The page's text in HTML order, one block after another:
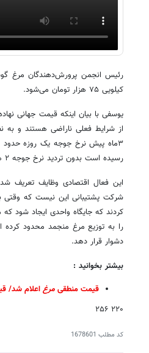
رئیس انجمن پرورش‌دهندگان مرغ
کیلویی ۷۵ هزار تومان می‌شود.
یوسفی با بیان اینکه قیمت جهانی
رسیده است بدون تردید نرخ جوجه ۲ هزار تومان نبود اما آیا ۱۴ هزار تومان منطقی است؟
این فعال اقتصادی وظایف تعریف
شرکت پشتیبانی این نیست که وقتی
کردند که جایگاه واحدی ایجاد شود
را به توزیع مرغ منجمد محدود
دشوار قرار دهد.
بیشتر بخوانید :
قیمت منطقی مرغاعلام شد/
۲۲۰ ۲۵۶
کد مطلب 1678601